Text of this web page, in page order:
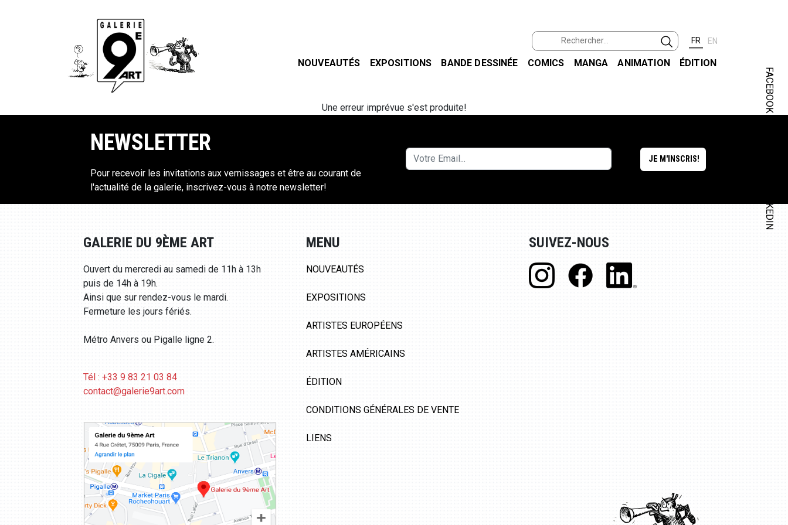
FR EN
NOUVEAUTÉS EXPOSITIONS BANDE DESSINÉE COMICS MANGA ANIMATION ÉDITION
FACEBOOK
LINKEDIN
Une erreur imprévue s'est produite!
NEWSLETTER
Pour recevoir les invitations aux vernissages et être au courant de
l'actualité de la galerie, inscrivez-vous à notre newsletter!
GALERIE DU 9ÈME ART
Ouvert du mercredi au samedi de 11h à 13h
puis de 14h à 19h.
Ainsi que sur rendez-vous le mardi.
Fermeture les jours fériés.
Métro Anvers ou Pigalle ligne 2.
Tél : +33 9 83 21 03 84
contact@galerie9art.com
MENU
NOUVEAUTÉS
EXPOSITIONS
ARTISTES EUROPÉENS
ARTISTES AMÉRICAINS
ÉDITION
CONDITIONS GÉNÉRALES DE VENTE
LIENS
SUIVEZ-NOUS